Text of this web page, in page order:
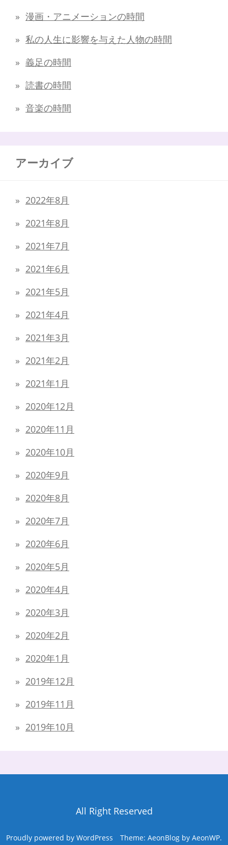
漫画・アニメーションの時間
私の人生に影響を与えた人物の時間
義足の時間
読書の時間
音楽の時間
アーカイブ
2022年8月
2021年8月
2021年7月
2021年6月
2021年5月
2021年4月
2021年3月
2021年2月
2021年1月
2020年12月
2020年11月
2020年10月
2020年9月
2020年8月
2020年7月
2020年6月
2020年5月
2020年4月
2020年3月
2020年2月
2020年1月
2019年12月
2019年11月
2019年10月
All Right Reserved
Proudly powered by WordPress Theme: AeonBlog by AeonWP.